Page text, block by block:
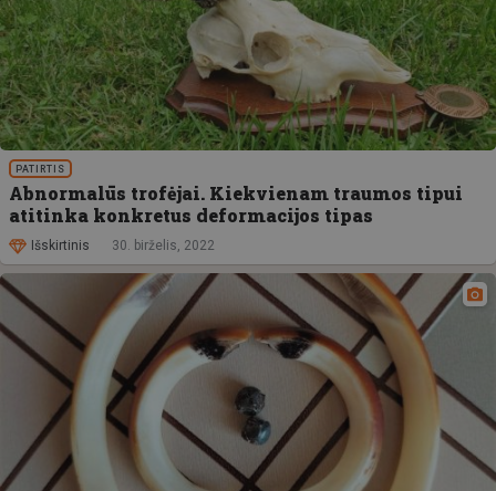
PATIRTIS
Abnormalūs trofėjai. Kiekvienam traumos tipui
atitinka konkretus deformacijos tipas
Išskirtinis 30. birželis, 2022